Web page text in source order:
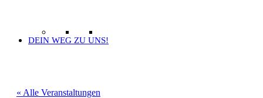
DEIN WEG ZU UNS!
« Alle Veranstaltungen